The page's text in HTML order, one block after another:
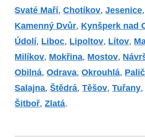
Svaté Maří,Chotíkov,Jesenice,
Kamenný Dvůr, Kynšperk nad
Údolí, Liboc, Lipoltov, Lítov,
Milíkov, Mokřina, Mostov,
Obilná,Odrava,Okrouhlá, Palič
Salajna,Štědrá,Těšov,Tuřany,
Šitboř,Zlatá.